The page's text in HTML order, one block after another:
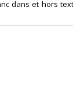
dans et hors